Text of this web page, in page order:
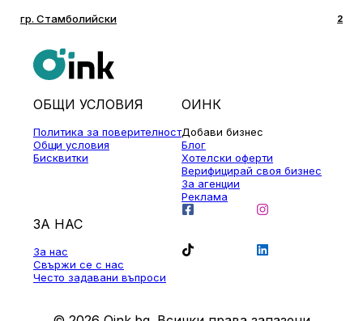
гр. Стамболийски 2
ОБЩИ УСЛОВИЯ
Политика за поверителност
Общи условия
Бисквитки
ОИНК
Добави бизнес
Блог
Хотелски оферти
Верифицирай своя бизнес
За агенции
Реклама
ЗА НАС
За нас
Свържи се с нас
Често задавани въпроси